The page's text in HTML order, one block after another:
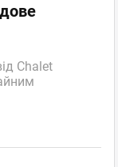
Chalet